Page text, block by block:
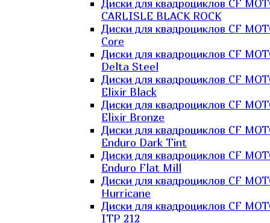
Диски для квадроциклов CF
CARLISLE BLACK ROCK
Диски для квадроциклов CF
Core
Диски для квадроциклов CF
Delta Steel
Диски для квадроциклов CF
Elixir Black
Диски для квадроциклов CF
Elixir Bronze
Диски для квадроциклов CF
Enduro Dark Tint
Диски для квадроциклов CF
Enduro Flat Mill
Диски для квадроциклов CF
Hurricane
Диски для квадроциклов CF
ITP 212